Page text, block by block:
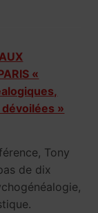
«
»
Tony
de dix